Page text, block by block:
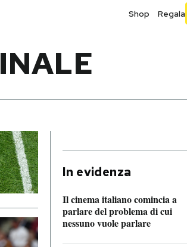
Shop Regala
In evidenza
Il cinema italiano comincia a
parlare del problema di cui
nessuno vuole parlare